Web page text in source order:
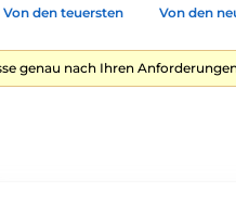
Von den teuersten Von den
genau nach Ihren